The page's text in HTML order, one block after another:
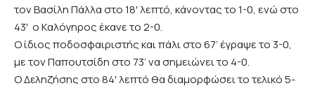
τον Βασίλη Πάλλα στο 18′ λεπτό, κάνοντας το 1-0, ενώ στο
43′ ο Καλόγηρος έκανε το 2-0.
Ο ίδιος ποδοσφαιριστής και πάλι στο 67’ έγραψε το 3-0,
με τον Παπουτσίδη στο 73’ να σημειώνει το 4-0.
Ο Δεληζήσης στο 84′ λεπτό θα διαμορφώσει το τελικό 5-